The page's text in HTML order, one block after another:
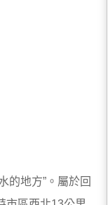
的地方”。屬於回